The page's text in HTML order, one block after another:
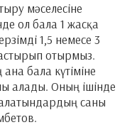
мәселесіне
ол бала 1 жасқа
1,5 немесе 3
отырмыз.
бала күтіміне
алады. Оның ішінде
саны